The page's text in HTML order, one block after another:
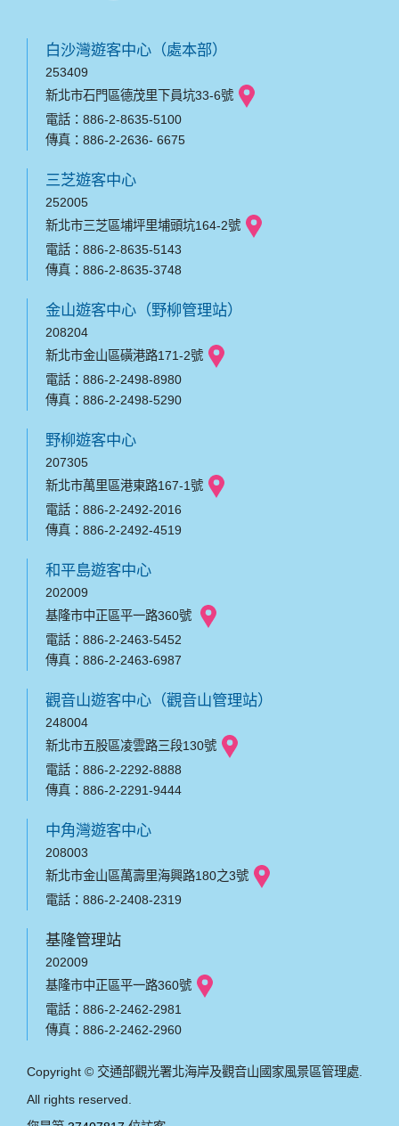
白沙灣遊客中心（處本部）
253409
新北市石門區德茂里下員坑33-6號
電話：886-2-8635-5100
傳真：886-2-2636- 6675
三芝遊客中心
252005
新北市三芝區埔坪里埔頭坑164-2號
電話：886-2-8635-5143
傳真：886-2-8635-3748
金山遊客中心（野柳管理站）
208204
新北市金山區磺港路171-2號
電話：886-2-2498-8980
傳真：886-2-2498-5290
野柳遊客中心
207305
新北市萬里區港東路167-1號
電話：886-2-2492-2016
傳真：886-2-2492-4519
和平島遊客中心
202009
基隆市中正區平一路360號
電話：886-2-2463-5452
傳真：886-2-2463-6987
觀音山遊客中心（觀音山管理站）
248004
新北市五股區凌雲路三段130號
電話：886-2-2292-8888
傳真：886-2-2291-9444
中角灣遊客中心
208003
新北市金山區萬壽里海興路180之3號
電話：886-2-2408-2319
基隆管理站
202009
基隆市中正區平一路360號
電話：886-2-2462-2981
傳真：886-2-2462-2960
Copyright © 交通部觀光署北海岸及觀音山國家風景區管理處.
All rights reserved.